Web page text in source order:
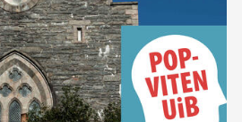
mai (2)
januar (1)
2024